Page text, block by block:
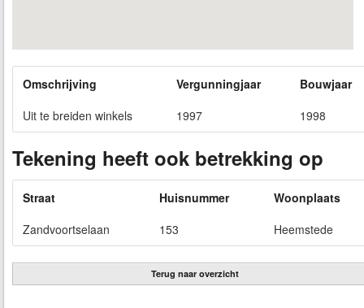
Omschrijving Vergunningjaar
Bouwjaar
Uit te breiden winkels
1997 1998
Tekening heeft ook betrekking op
Straat Huisnummer
Woonplaats
Zandvoortselaan
153 Heemstede
Terug naar overzicht